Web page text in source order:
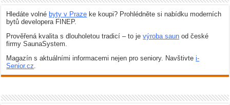
Hledáte volné byty v Praze ke koupi? Prohlédněte si nabídku moderních
bytů developera FINEP.
Prověřená kvalita s dlouholetou tradicí – to jevýroba saun od české
firmy SaunaSystem.
Magazín s aktuálními informacemi nejen pro seniory. Navštivtei-
Senior.cz